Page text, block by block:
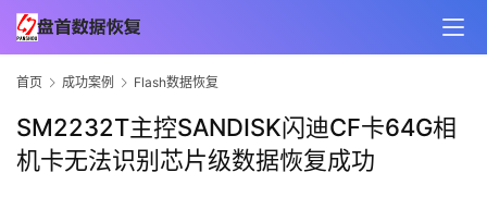
首页 成功案例 Flash数据恢复
SM2232T主控SANDISK闪迪CF卡64G相
机卡无法识别芯片级数据恢复成功